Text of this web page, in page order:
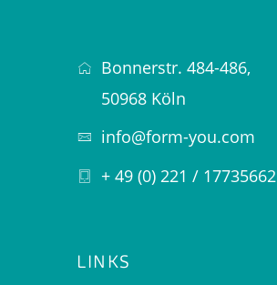
Bonnerstr. 484-486,
50968 Köln
info@form-you.com
+ 49 (0) 221 / 17735662
LINKS